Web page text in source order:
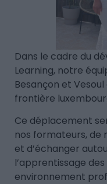
Dans le cadre du
Learning, notre
Besançon et Vesoul
frontière
Ce déplacement
nos formateurs,
et d’échanger
l’apprentissage
environnement